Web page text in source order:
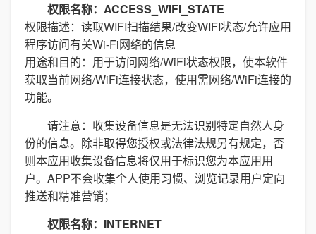
权限名称：ACCESS_WIFI_STATE
权限描述：读取WIFI扫描结果/改变WIFI状态/允许应用
程序访问有关Wi-Fi网络的信息
用途和目的：用于访问网络/WiFi状态权限，使本软件
获取当前网络/WiFi连接状态，使用需网络/WiFi连接的
功能。
请注意：收集设备信息是无法识别特定自然人身
份的信息。除非取得您授权或法律法规另有规定，否
则本应用收集设备信息将仅用于标识您为本应用用
户。APP不会收集个人使用习惯、浏览记录用户定向
推送和精准营销；
权限名称：INTERNET